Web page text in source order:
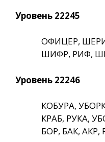
Уровень 22245
ОФИЦЕР,
ШИФР, РИФ,
Уровень 22246
КОБУРА,
КРАБ, РУКА,
БОР, БАК, АКР,